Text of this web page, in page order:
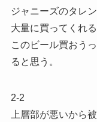
ジャニーズのタレ
大量に買ってくれ
このビール買おう
ると思う。
2-2
上層部が悪いから